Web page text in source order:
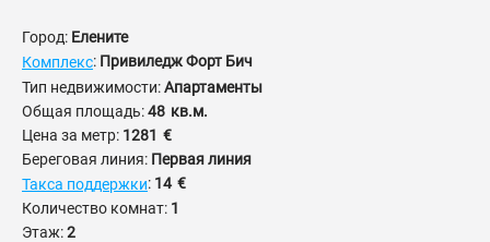
Город: Елените
Комплекс: Привиледж Форт Бич
Тип недвижимости:Апартаменты
Общая площадь:48 кв.м.
Цена за метр: 1281 €
Береговая линия: Первая линия
Такса поддержки: 14 €
Количество комнат: 1
Этаж:2